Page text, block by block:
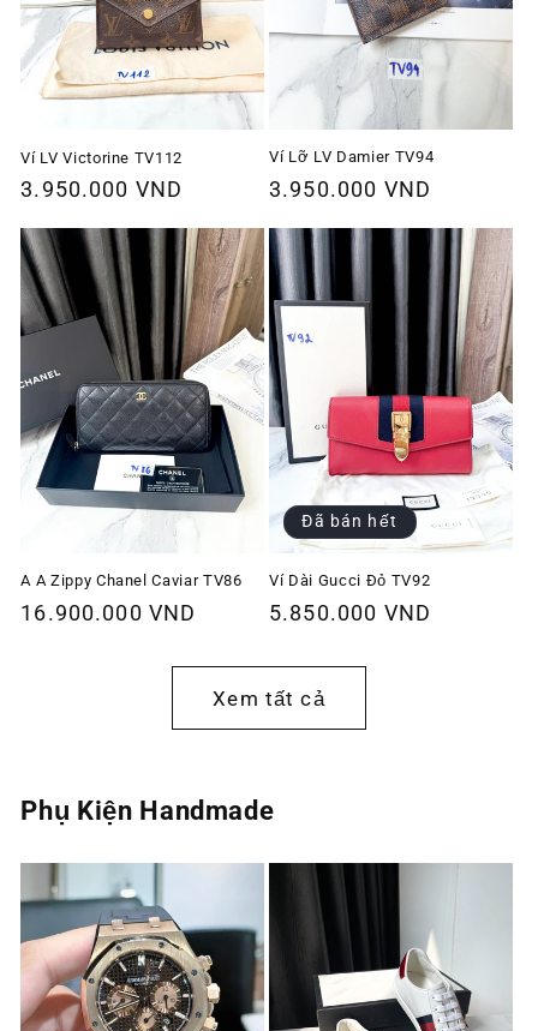
Ví LV Victorine TV112
Giá
thường
3.950.000 VND
Ví Lỡ LV Damier TV94
Giá
thường
3.950.000 VND
A A Zippy Chanel Caviar TV86
Giá
16.900.000 VND
Đã bán hết
Ví Dài Gucci Đỏ TV92
Giá
thường
5.850.000 VND
Xem tất cả
Phụ Kiện Handmade